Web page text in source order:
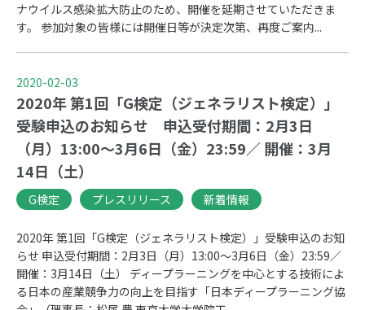
ナウイルス感染拡大防止のため、開催を延期させていただきま
す。 参加対象の皆様には開催日等が決定次第、再度ご案内...
2020-02-03
2020年 第1回「G検定（ジェネラリスト検定）」
受験申込のお知らせ 申込受付期間：2月3日
（月）13:00～3月6日（金）23:59／ 開催：3月
14日（土）
G検定 プレスリリース 新着情報
2020年 第1回「G検定（ジェネラリスト検定）」受験申込のお知
らせ 申込受付期間：2月3日（月）13:00～3月6日（金）23:59／
開催：3月14日（土） ディープラーニングを中心とする技術によ
る日本の産業競争力の向上を目指す「日本ディープラーニング協